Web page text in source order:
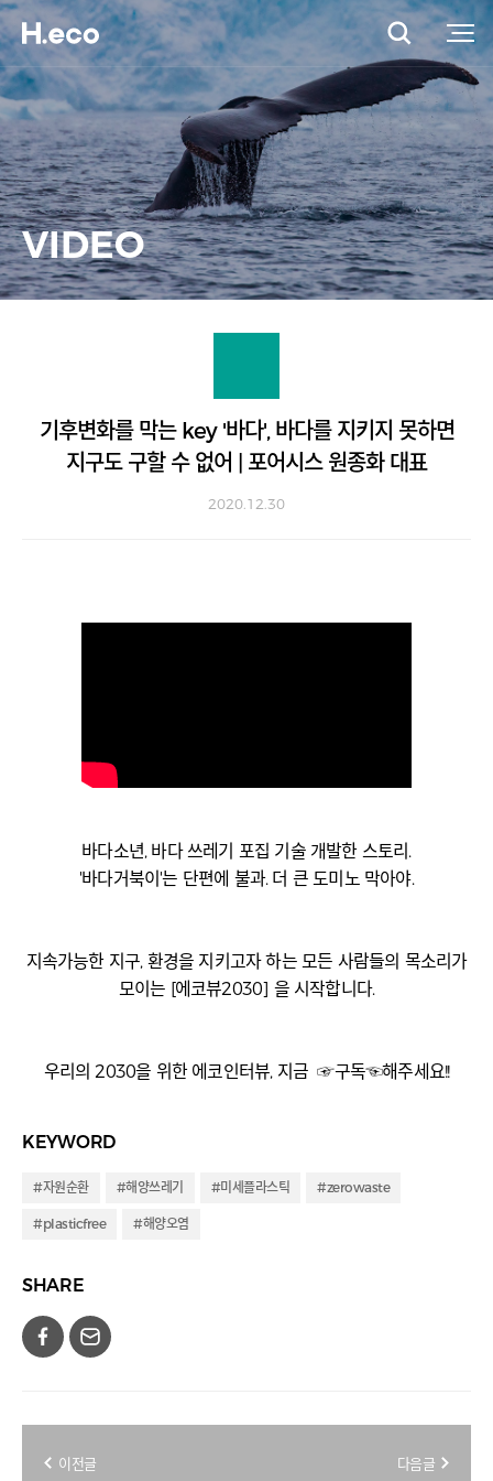
VIDEO
기후변화를 막는 key '바다', 바다를 지키지 못하면
지구도 구할 수 없어 | 포어시스 원종화 대표
2020.12.30
바다소년, 바다 쓰레기 포집 기술 개발한 스토리.
'바다거북이'는 단편에 불과. 더 큰 도미노 막아야.
지속가능한 지구, 환경을 지키고자 하는 모든 사람들의 목소리가
모이는 [에코뷰2030] 을 시작합니다.
우리의 2030을 위한 에코인터뷰, 지금 ☞구독☜해주세요!!
KEYWORD
#자원순환 #해양쓰레기 #미세플라스틱 #zerowaste
#plasticfree #해양오염
SHARE
이전글 다음글